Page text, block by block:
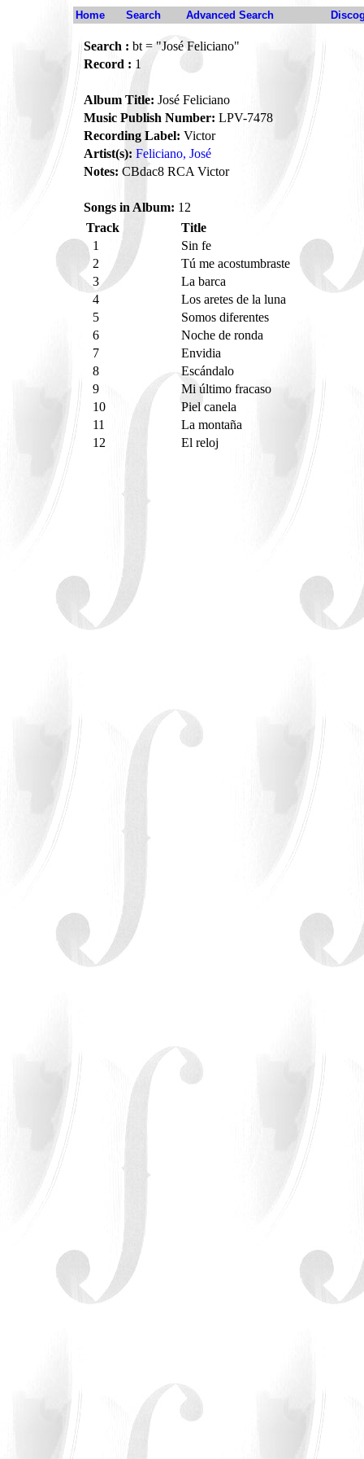
Home Search Advanced Search
Search : bt = "José Feliciano"
Record : 1
Album Title: José Feliciano
Music Publish Number: LPV-7478
Recording Label: Victor
Artist(s): Feliciano, José
Notes: CBdac8 RCA Victor
Songs in Album: 12
Track
Title
1
Sin fe
2
Tú me acostumbraste
3
La barca
4
Los aretes de la luna
5
Somos diferentes
6
Noche de ronda
7
Envidia
8
Escándalo
9
Mi último fracaso
10
Piel canela
11
La montaña
12
El reloj